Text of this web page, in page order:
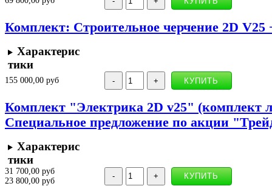
Комплект: Строительное черчение 2D V25
Характерис
тики
155 000,00 руб
Комплект "Электрика 2D v25" (комплект
Специальное предложение по акции
Характерис
тики
31 700,00 руб
23 800,00 руб